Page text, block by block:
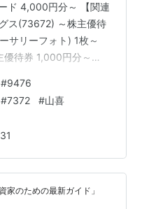
ド 4,000円分～ 【関連
ス(73672) ～株主優待
サリーフォト) 1枚～
優待券 1,000円分～
(9831) ～株主お買物優
ログをご覧頂き、あり
」と申しま
た長期投資スタンス
#9476
#7372 #山喜
家のための最新ガイド」